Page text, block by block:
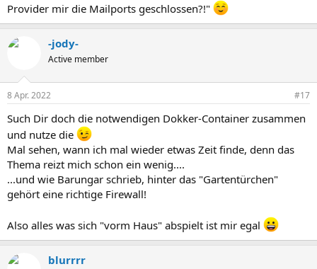
Provider mir die Mailports geschlossen?!"
-jody-
Active member
8 Apr. 2022 #17
Such Dir doch die notwendigen Dokker-Container zusammen
und nutze die
Mal sehen, wann ich mal wieder etwas Zeit finde, denn das
Thema reizt mich schon ein wenig....
...und wie Barungar schrieb, hinter das "Gartentürchen"
gehört eine richtige Firewall!
Also alles was sich "vorm Haus" abspielt ist mir egal
blurrrr